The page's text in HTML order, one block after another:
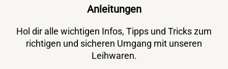
Anleitungen
Hol dir alle wichtigen Infos, Tipps und Tricks zum
richtigen und sicheren Umgang mit unseren
Leihwaren.